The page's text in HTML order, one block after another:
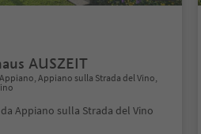
AUSZEIT
Appiano sulla Strada del Vino,
da Appiano sulla Strada del Vino